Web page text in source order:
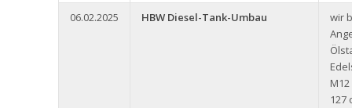
06.02.2025 HBW Diesel-Tank-Umbau
wir
127